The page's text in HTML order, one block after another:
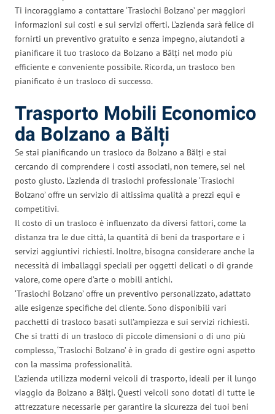
Ti incoraggiamo a contattare ‘Traslochi Bolzano’ per maggiori
informazioni sui costi e sui servizi offerti. L’azienda sarà felice di
fornirti un preventivo gratuito e senza impegno, aiutandoti a
pianificare il tuo trasloco da Bolzano a Bălți nel modo più
efficiente e conveniente possibile. Ricorda, un trasloco ben
pianificato è un trasloco di successo.
Trasporto Mobili Economico
da Bolzano a Bălți
Se stai pianificando un trasloco da Bolzano a Bălți e stai
cercando di comprendere i costi associati, non temere, sei nel
posto giusto. L’azienda di traslochi professionale ‘Traslochi
Bolzano’ offre un servizio di altissima qualità a prezzi equi e
competitivi.
Il costo di un trasloco è influenzato da diversi fattori, come la
distanza tra le due città, la quantità di beni da trasportare e i
servizi aggiuntivi richiesti. Inoltre, bisogna considerare anche la
necessità di imballaggi speciali per oggetti delicati o di grande
valore, come opere d’arte o mobili antichi.
‘Traslochi Bolzano’ offre un preventivo personalizzato, adattato
alle esigenze specifiche del cliente. Sono disponibili vari
pacchetti di trasloco basati sull’ampiezza e sui servizi richiesti.
Che si tratti di un trasloco di piccole dimensioni o di uno più
complesso, ‘Traslochi Bolzano’ è in grado di gestire ogni aspetto
con la massima professionalità.
L’azienda utilizza moderni veicoli di trasporto, ideali per il lungo
viaggio da Bolzano a Bălți. Questi veicoli sono dotati di tutte le
attrezzature necessarie per garantire la sicurezza dei tuoi beni